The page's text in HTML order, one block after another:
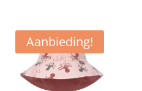
€18,95.€14,21.
Aanbieding!